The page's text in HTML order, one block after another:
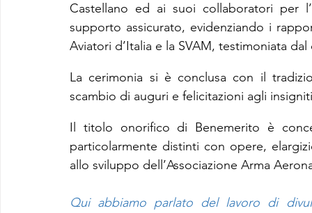
Castellano ed ai suoi collaboratori per
supporto assicurato, evidenziando i
Aviatori d’Italia e la SVAM, testimoniata
La cerimonia si è conclusa con il
scambio di auguri e felicitazioni agli
Il titolo onorifico di Benemerito è
particolarmente distinti con opere,
allo sviluppo dell’Associazione Arma
Qui abbiamo parlato del lavoro di